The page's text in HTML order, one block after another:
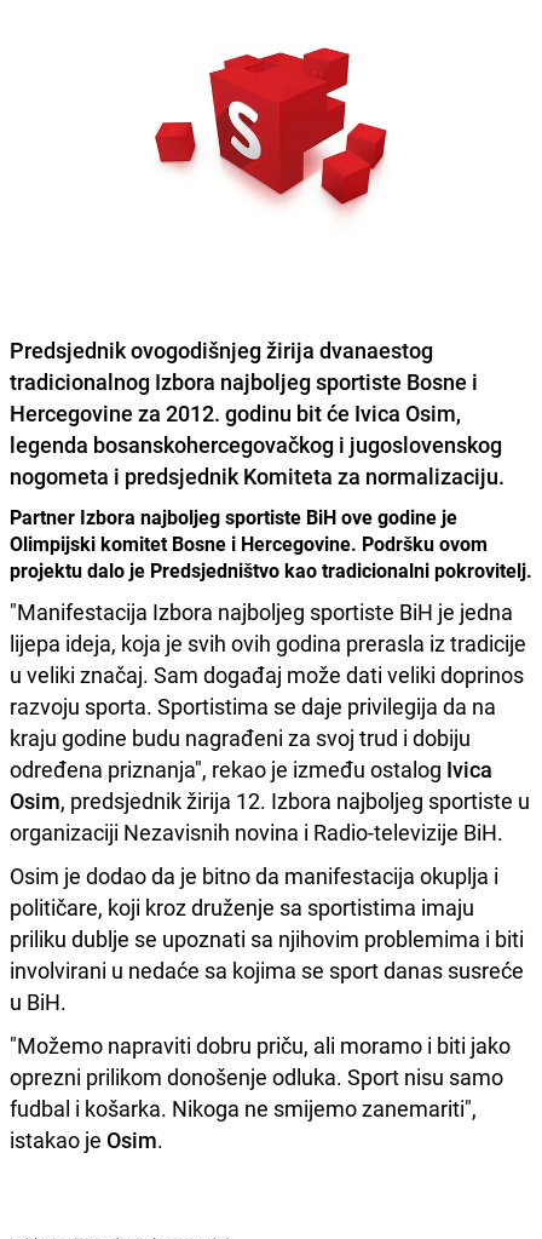
Predsjednik ovogodišnjeg žirija dvanaestog
tradicionalnog Izbora najboljeg sportiste Bosne i
Hercegovine za 2012. godinu bit će Ivica Osim,
legenda bosanskohercegovačkog i jugoslovenskog
nogometa i predsjednik Komiteta za normalizaciju.
Partner Izbora najboljeg sportiste BiH ove godine je
Olimpijski komitet Bosne i Hercegovine. Podršku ovom
projektu dalo je Predsjedništvo kao tradicionalni pokrovitelj.
"Manifestacija Izbora najboljeg sportiste BiH je jedna
lijepa ideja, koja je svih ovih godina prerasla iz tradicije
u veliki značaj. Sam događaj može dati veliki doprinos
razvoju sporta. Sportistima se daje privilegija da na
kraju godine budu nagrađeni za svoj trud i dobiju
određena priznanja", rekao je između ostalog Ivica
Osim, predsjednik žirija 12. Izbora najboljeg sportiste u
organizaciji Nezavisnih novina i Radio-televizije BiH.
Osim je dodao da je bitno da manifestacija okuplja i
političare, koji kroz druženje sa sportistima imaju
priliku dublje se upoznati sa njihovim problemima i biti
involvirani u nedaće sa kojima se sport danas susreće
u BiH.
"Možemo napraviti dobru priču, ali moramo i biti jako
oprezni prilikom donošenje odluka. Sport nisu samo
fudbal i košarka. Nikoga ne smijemo zanemariti",
istakao je Osim.